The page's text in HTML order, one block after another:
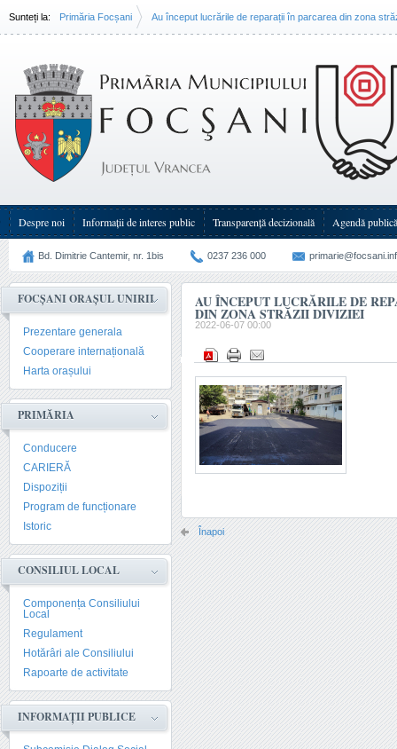
Sunteți la: Primăria Focșani Au început lucrările de reparații în parcarea din zona
Despre noi Informații de interes public Transparenţă decizională Agendă publică
Bd. Dimitrie Cantemir, nr. 1bis 0237 236 000
FOCȘANI ORAȘUL UNIRII
Prezentare generala
Cooperare internațională
Harta orașului
PRIMĂRIA
Conducere
CARIERĂ
Dispoziții
Program de funcționare
Istoric
CONSILIUL LOCAL
Componența Consiliului
Local
Regulament
Hotărâri ale Consiliului
Rapoarte de activitate
INFORMAȚII PUBLICE
AU ÎNCEPUT LUCRĂRILE DE
DIN ZONA STRĂZII DIVIZIEI
2022-06-07 00:00
Înapoi